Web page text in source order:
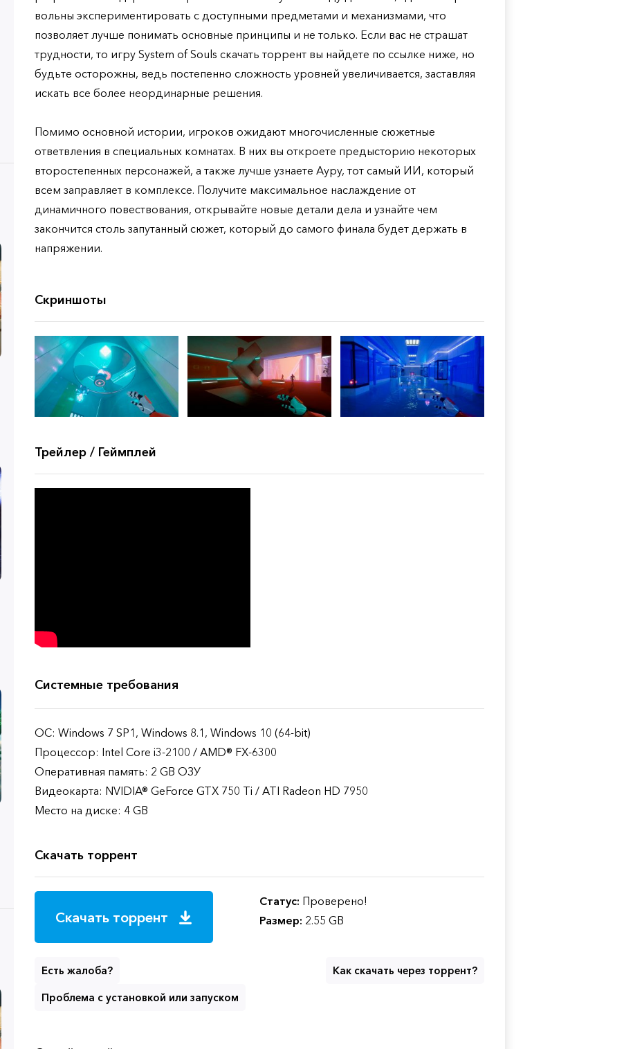
вольны экспериментировать с доступными предметами и механизмами, что
позволяет лучше понимать основные принципы и не только. Если вас не страшат
трудности, то игру System of Souls скачать торрент вы найдете по ссылке ниже, но
будьте осторожны, ведь постепенно сложность уровней увеличивается, заставляя
искать все более неординарные решения.
Помимо основной истории, игроков ожидают многочисленные сюжетные
ответвления в специальных комнатах. В них вы откроете предысторию некоторых
второстепенных персонажей, а также лучше узнаете Ауру, тот самый ИИ, который
всем заправляет в комплексе. Получите максимальное наслаждение от
динамичного повествования, открывайте новые детали дела и узнайте чем
закончится столь запутанный сюжет, который до самого финала будет держать в
напряжении.
Скриншоты
Трейлер / Геймплей
Системные требования
ОС: Windows 7 SP1, Windows 8.1, Windows 10 (64-bit)
Процессор: Intel Core i3-2100 / AMD® FX-6300
Оперативная память: 2 GB ОЗУ
Видеокарта: NVIDIA® GeForce GTX 750 Ti / ATI Radeon HD 7950
Место на диске: 4 GB
Скачать торрент
Скачать торрент
Статус: Проверено!
Размер: 2.55 GB
Есть жалоба? Как скачать через торрент?
Проблема с установкой или запуском